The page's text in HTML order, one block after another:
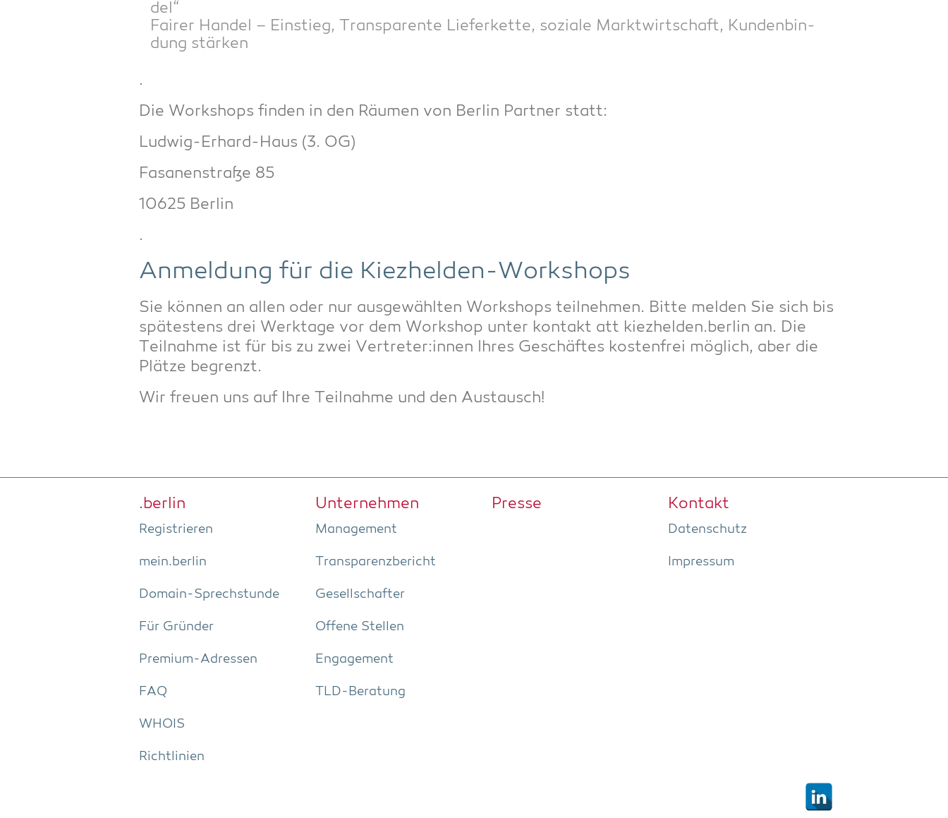
del“
Fai­rer Han­del – Ein­stieg, Trans­pa­ren­te Lie­fer­ket­te, sozia­le Markt­wirt­schaft, Kun­den­bin­
dung stärken
.
Die Work­shops fin­den in den Räu­men von Ber­lin Part­ner statt:
Lud­wig-Erhard-Haus (3. OG)
Fasa­nen­stra­ße 85
10625 Ber­lin
.
Anmel­dung für die Kiezhelden-Workshops
Sie kön­nen an allen oder nur aus­ge­wähl­ten Work­shops teil­neh­men. Bit­te mel­den Sie sich bis
spä­tes­tens drei Werk­ta­ge vor dem Work­shop unter kon­takt att kiezhelden.berlin an. Die
Teil­nah­me ist für bis zu zwei Vertreter:innen Ihres Geschäf­tes kos­ten­frei mög­lich, aber die
Plät­ze begrenzt.
Wir freu­en uns auf Ihre Teil­nah­me und den Austausch!
.ber­lin
Regis­trie­ren
mein.berlin
Domain-Sprech­stun­de
Für Grün­der
Pre­­mi­um-Adres­­sen
FAQ
WHOIS
Richt­li­ni­en
Unter­neh­men
Manage­ment
Trans­pa­renz­be­richt
Gesell­schaf­ter
Offe­ne Stellen
Enga­ge­ment
TLD-Bera­tung
Pres­se Kon­takt
Daten­schutz
Impres­sum